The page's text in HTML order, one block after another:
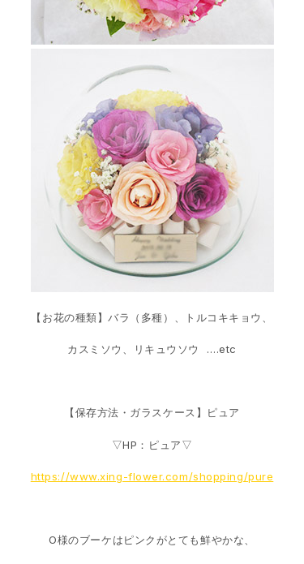
【お花の種類】バラ（多種）、トルコキキョウ、
カスミソウ、リキュウソウ ….etc
【保存方法・ガラスケース】ピュア
▽HP：ピュア▽
https://www.xing-flower.com/shopping/pure
O様のブーケはピンクがとても鮮やかな、